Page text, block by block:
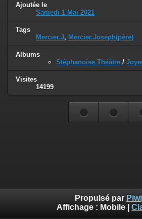
Ajoutée le
Samedi 1 Mai 2021
Tags
Mercier.J, Mercier.Joseph(père)
Albums
Stéphanoise Théâtre /
Visites
14199
Propulsé par
Affichage : Mobile